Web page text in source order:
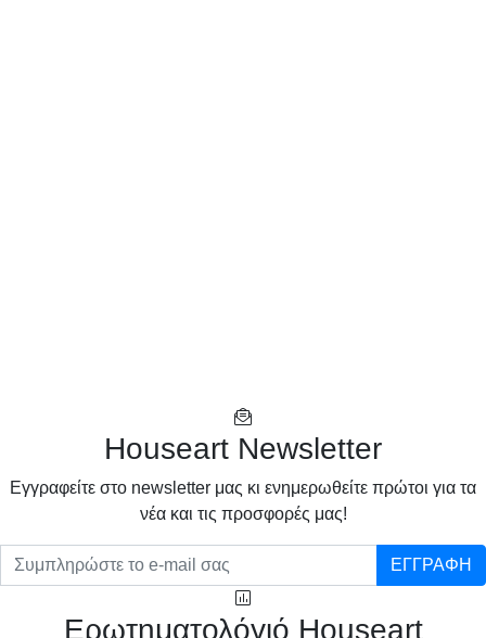
Houseart Newsletter
Eγγραφείτε στο newsletter μας κι ενημερωθείτε πρώτοι για τα
νέα και τις προσφορές μας!
ΕΓΓΡΑΦΗ
Ερωτηματολόγιό Houseart